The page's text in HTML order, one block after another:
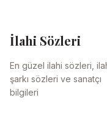
İlahi Sözleri
En güzel ilahi sözleri,
şarkı sözleri ve sanatçı
bilgileri